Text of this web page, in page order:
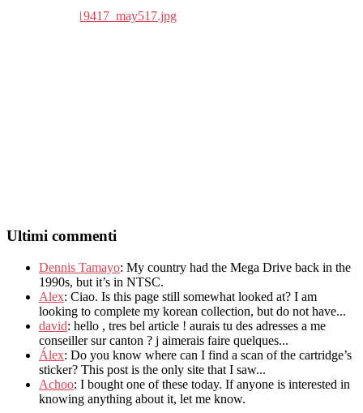
Ultimi commenti
Dennis Tamayo: My country had the Mega Drive back in the
1990s, but it’s in NTSC.
Alex: Ciao. Is this page still somewhat looked at? I am
looking to complete my korean collection, but do not have...
david: hello , tres bel article ! aurais tu des adresses a me
conseiller sur canton ? j aimerais faire quelques...
Álex: Do you know where can I find a scan of the cartridge’s
sticker? This post is the only site that I saw...
Achoo: I bought one of these today. If anyone is interested in
knowing anything about it, let me know.